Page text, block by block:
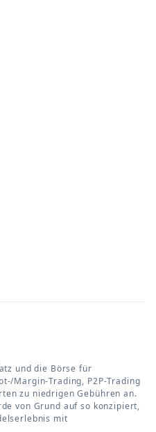
und die Börse für
Margin-Trading, P2P-Trading
zu niedrigen Gebühren an.
von Grund auf so konzipiert,
mit